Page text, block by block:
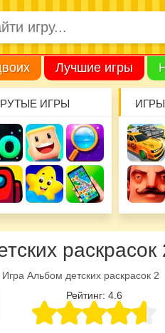
Лучшие игры
ИГРЫ
раскрасок
Игра Альбом детских раскрасок 2
Рейтинг: 4.6